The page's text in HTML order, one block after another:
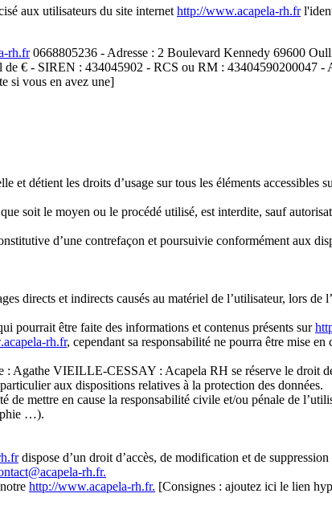
aux utilisateurs du site internet http://www.acapela-rh.fr
rh.fr0668805236 - Adresse : 2 Boulevard Kennedy 69600
€ - SIREN : 434045902 - RCS ou RM : 43404590200047 -
si vous en avez une]
détient les droits d’usage sur tous les éléments accessibles
soit le moyen ou le procédé utilisé, est interdite, sauf
d’une contrefaçon et poursuivie conformément aux
et indirects causés au matériel de l’utilisateur, lors de
être faite des informations et contenus présents sur
rh.fr, cependant sa responsabilité ne pourra être mise en
: Agathe VIEILLE-CESSAY : Acapela RH se réserve le droit
aux dispositions relatives à la protection des données.
mettre en cause la responsabilité civile et/ou pénale de
…).
dispose d’un droit d’accès, de modification et de
rh.fr.
http://www.acapela-rh.fr. [Consignes : ajoutez ici le lien